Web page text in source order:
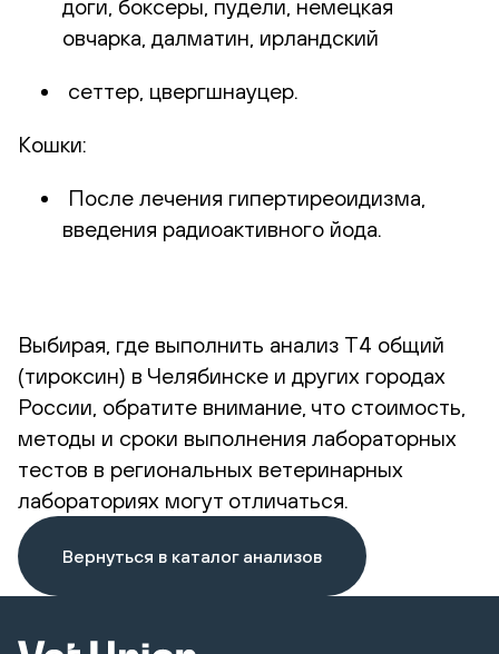
доги, боксеры, пудели, немецкая
овчарка, далматин, ирландский
сеттер, цвергшнауцер.
Кошки:
После лечения гипертиреоидизма,
введения радиоактивного йода.
Выбирая, где выполнить анализ Т4 общий
(тироксин) в Челябинске и других городах
России, обратите внимание, что стоимость,
методы и сроки выполнения лабораторных
тестов в региональных ветеринарных
лабораториях могут отличаться.
Вернуться в каталог анализов